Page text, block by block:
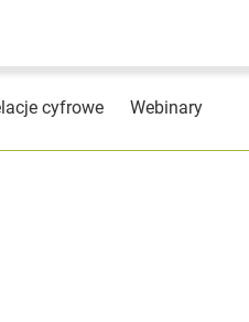
cyfrowe Webinary